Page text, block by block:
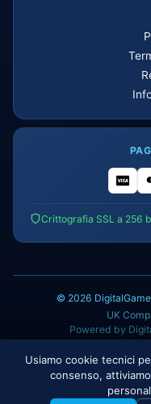
Crittografia SSL a 256
© 2026
UK
Powered by
Usiamo cookie tecnici
consenso,